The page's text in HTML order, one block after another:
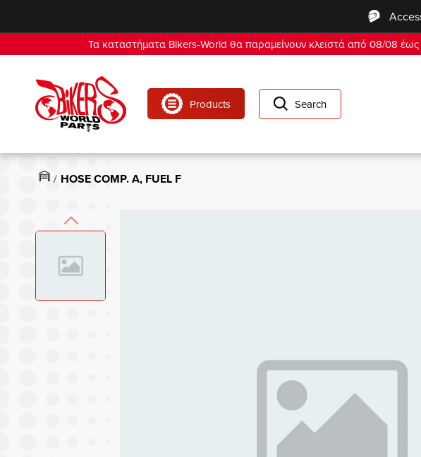
Τα καταστήματα Bikers-World θα παραμείνουν κλειστά από 08/08 έως
Products Search
HOSE COMP. A, FUEL F